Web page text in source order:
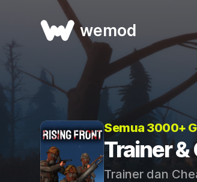
wemod
Semua 3000+
Trainer &
Trainer dan